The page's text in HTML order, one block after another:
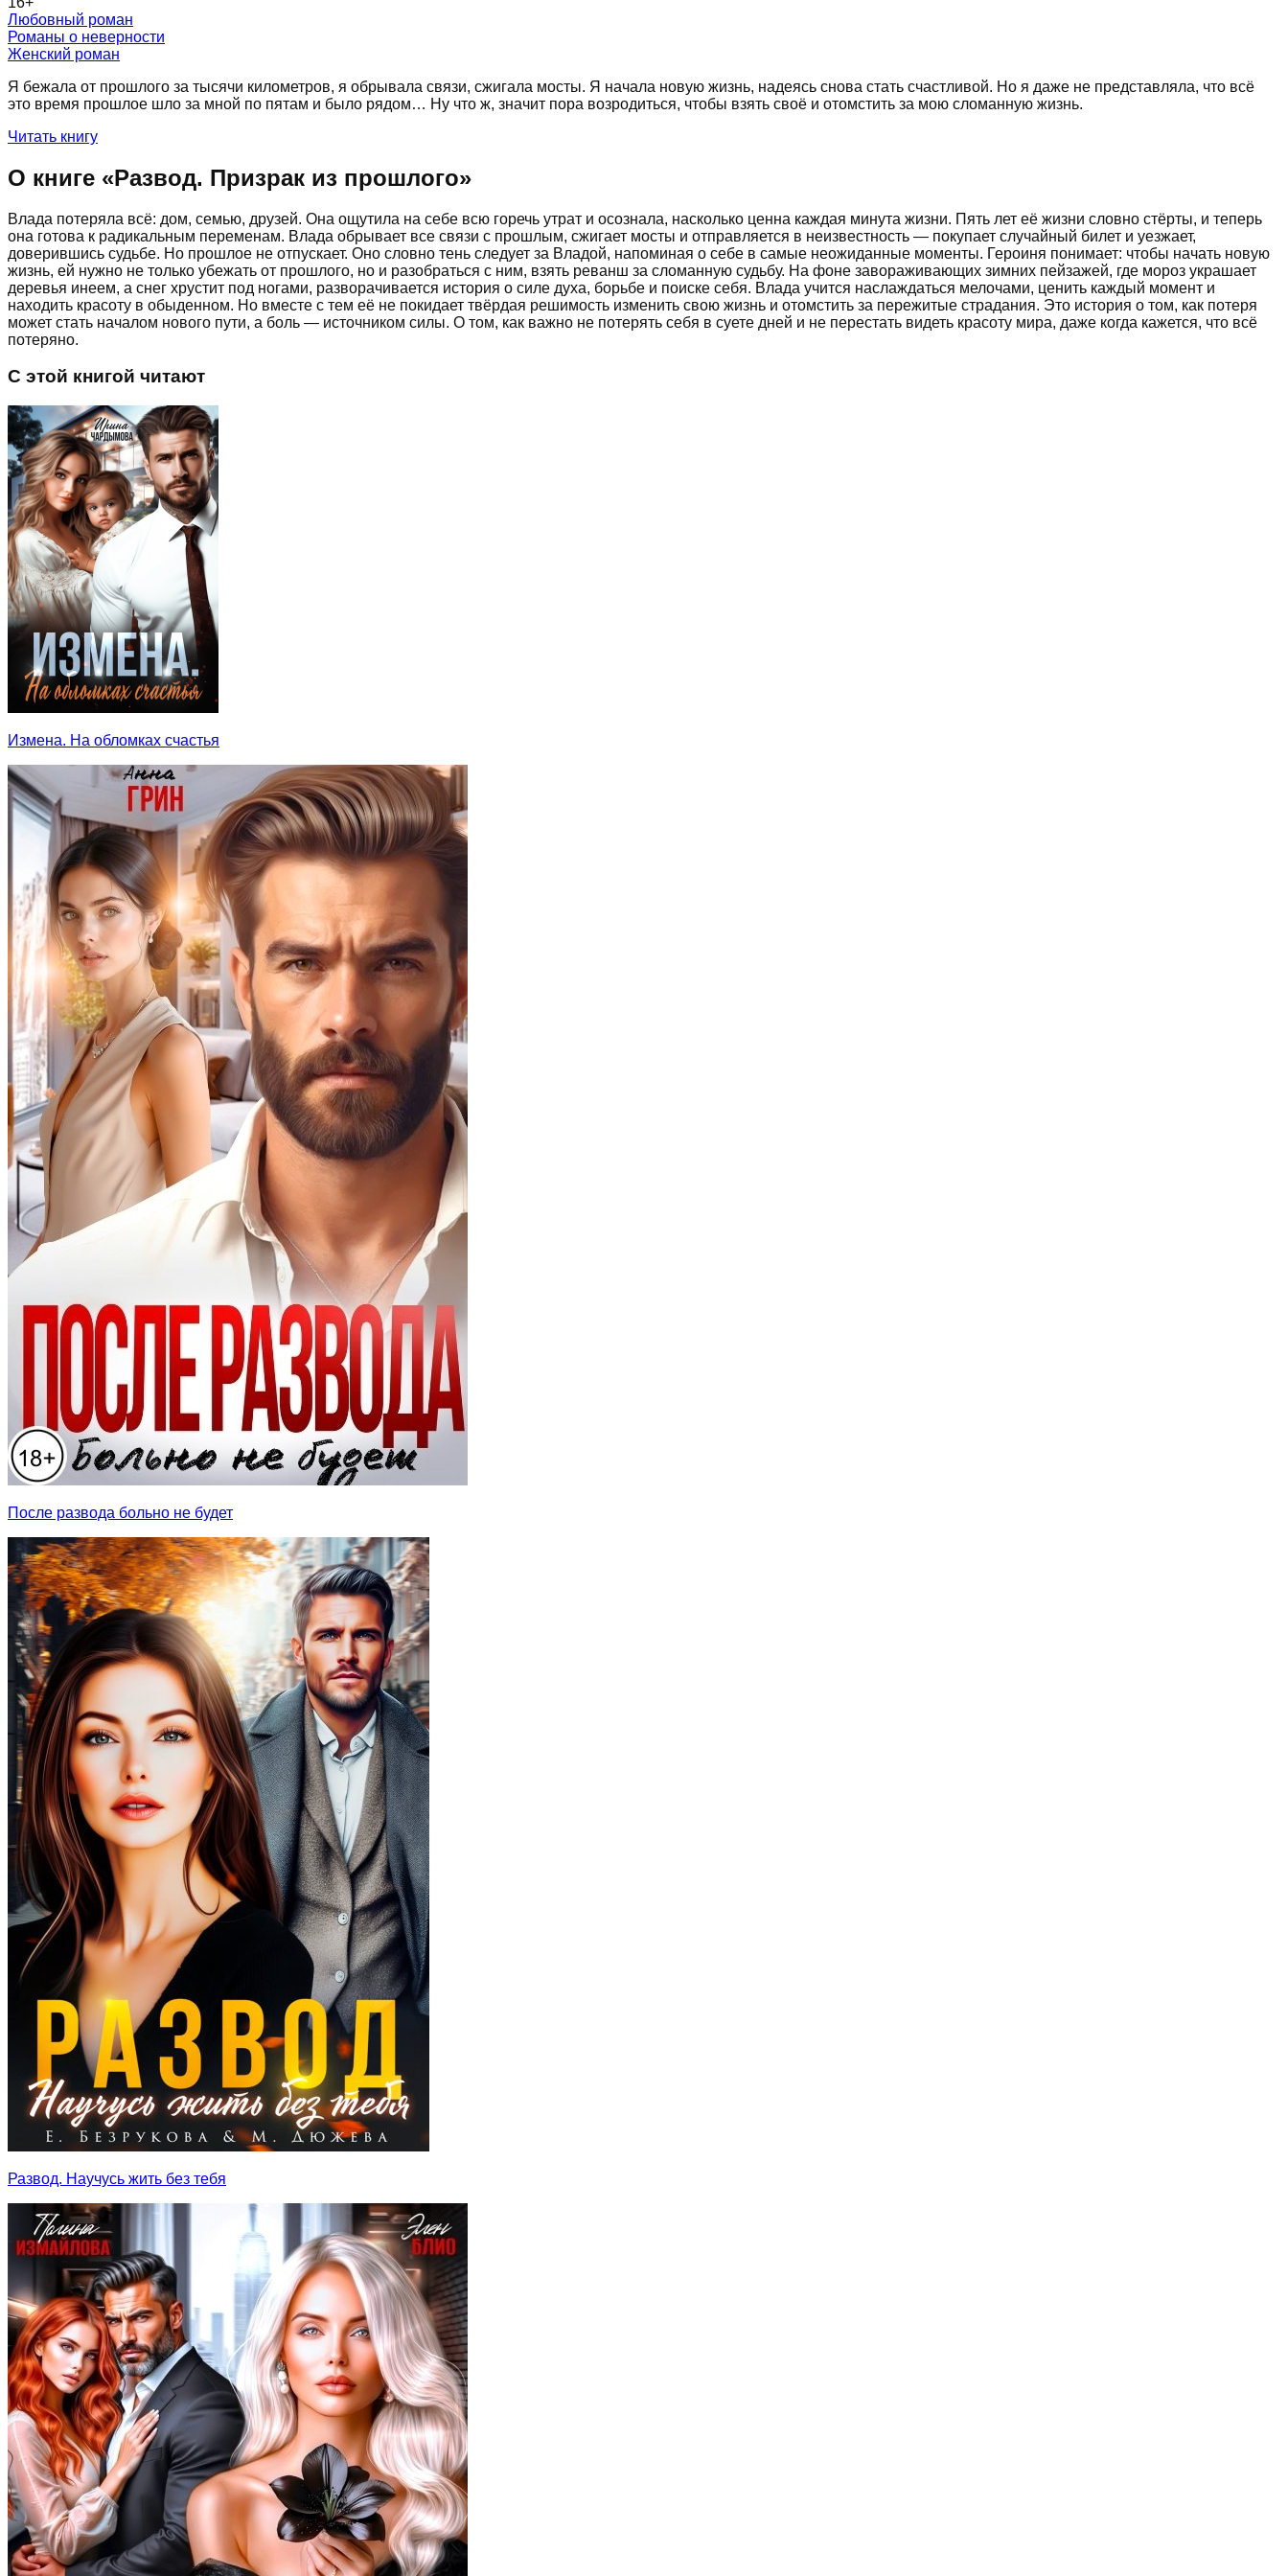
Любовный роман
Романы о неверности
Женский роман
Я бежала от прошлого за тысячи километров, я обрывала связи, сжигала мосты. Я начала новую жизнь, надеясь снова стать счастливой. Но я даже не представляла, что всё
это время прошлое шло за мной по пятам и было рядом… Ну что ж, значит пора возродиться, чтобы взять своё и отомстить за мою сломанную жизнь.
Читать книгу
О книге «Развод. Призрак из прошлого»
Влада потеряла всё: дом, семью, друзей. Она ощутила на себе всю горечь утрат и осознала, насколько ценна каждая минута жизни. Пять лет её жизни словно стёрты, и теперь
она готова к радикальным переменам. Влада обрывает все связи с прошлым, сжигает мосты и отправляется в неизвестность — покупает случайный билет и уезжает,
доверившись судьбе. Но прошлое не отпускает. Оно словно тень следует за Владой, напоминая о себе в самые неожиданные моменты. Героиня понимает: чтобы начать новую
жизнь, ей нужно не только убежать от прошлого, но и разобраться с ним, взять реванш за сломанную судьбу. На фоне завораживающих зимних пейзажей, где мороз украшает
деревья инеем, а снег хрустит под ногами, разворачивается история о силе духа, борьбе и поиске себя. Влада учится наслаждаться мелочами, ценить каждый момент и
находить красоту в обыденном. Но вместе с тем её не покидает твёрдая решимость изменить свою жизнь и отомстить за пережитые страдания. Это история о том, как потеря
может стать началом нового пути, а боль — источником силы. О том, как важно не потерять себя в суете дней и не перестать видеть красоту мира, даже когда кажется, что всё
потеряно.
С этой книгой читают
Измена. На обломках счастья
После развода больно не будет
Развод. Научусь жить без тебя